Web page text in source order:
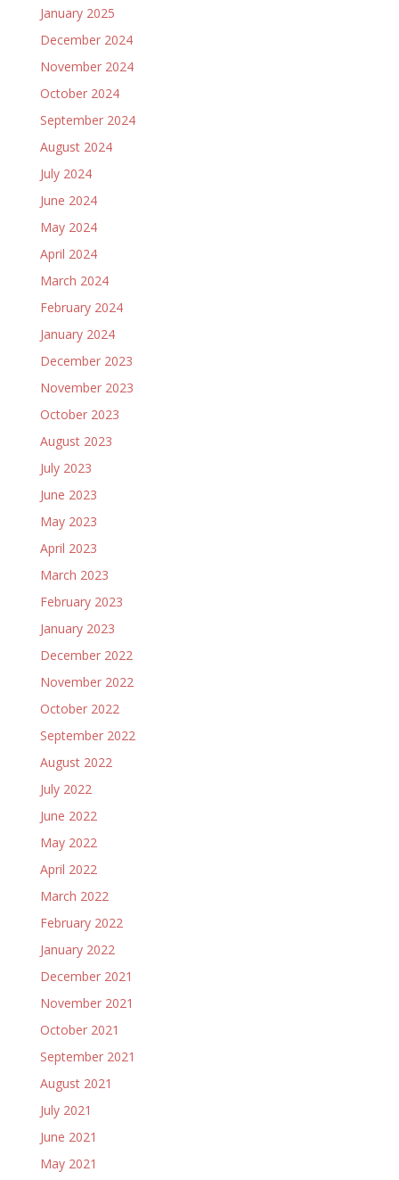
January 2025
December 2024
November 2024
October 2024
September 2024
August 2024
July 2024
June 2024
May 2024
April 2024
March 2024
February 2024
January 2024
December 2023
November 2023
October 2023
August 2023
July 2023
June 2023
May 2023
April 2023
March 2023
February 2023
January 2023
December 2022
November 2022
October 2022
September 2022
August 2022
July 2022
June 2022
May 2022
April 2022
March 2022
February 2022
January 2022
December 2021
November 2021
October 2021
September 2021
August 2021
July 2021
June 2021
May 2021